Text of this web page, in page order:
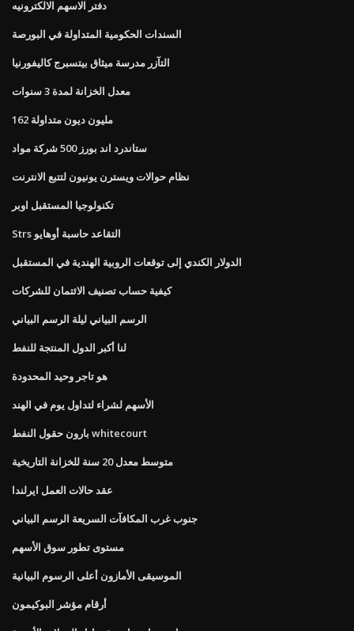
دفتر الاسهم الالكترونيه
السندات الحكومية المتداولة في البورصة
التآزر مدرسة ميثاق بيتسبرج كاليفورنيا
معدل الخزانة لمدة 3 سنوات
162 مليون ديون متداولة
ستاندرد اند بورز 500 شركة مواد
نظام حوالات ويسترن يونيون لتتبع الانترنت
تكنولوجيا المستقبل اوبر
Strs التقاعد حاسبة أوهايو
الدولار الكندي إلى توقعات الروبية الهندية في المستقبل
كيفية حساب تصنيف الائتمان للشركات
الرسم البياني ليلة الرسم البياني
لنا أكبر الدول المنتجة للنفط
هو تاجر وحيد المحدودة
الأسهم لشراء لتداول يوم في الهند
بارون حقول النفط whitecourt
متوسط ​​معدل 20 سنة للخزانة التاريخية
عقد حالات العمل ايرلندا
جنوب غرب المكافآت السريعة الرسم البياني
مستوى تطور سوق الأسهم
الموسيقى الأمازون أعلى الرسوم البيانية
أرقام مؤشر البوكيمون